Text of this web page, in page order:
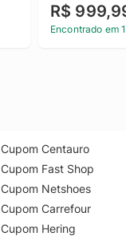
R$
Encontrado em
Cupom Centauro
Cupom Fast Shop
Cupom Netshoes
Cupom Carrefour
Cupom Hering